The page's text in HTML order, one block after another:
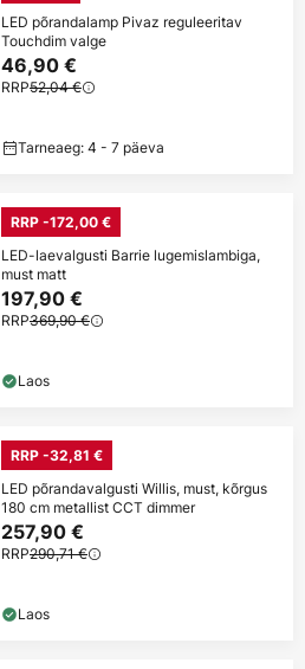
LED põrandalamp Pivaz reguleeritav
Touchdim valge
46,90 €
RRP52,04 €
Tarneaeg: 4 - 7 päeva
RRP -172,00 €
LED-laevalgusti Barrie lugemislambiga,
must matt
197,90 €
RRP369,90 €
Laos
RRP -32,81 €
LED põrandavalgusti Willis, must, kõrgus
180 cm metallist CCT dimmer
257,90 €
RRP290,71 €
Laos